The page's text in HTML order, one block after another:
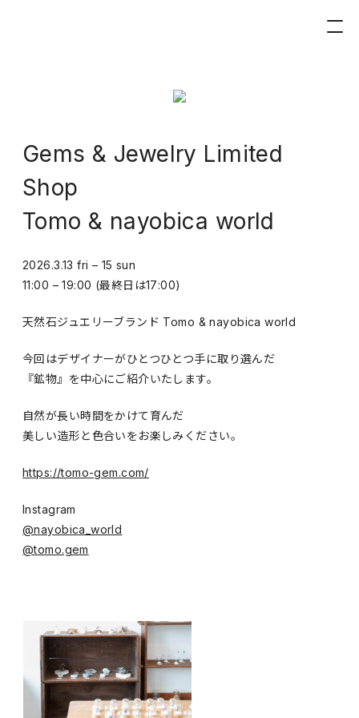
Gems & Jewelry Limited
Shop
Tomo & nayobica world
2026.3.13 fri – 15 sun
11:00 – 19:00 (最終日は17:00)
天然石ジュエリーブランド Tomo & nayobica world
今回はデザイナーがひとつひとつ手に取り選んだ
『鉱物』を中心にご紹介いたします。
自然が長い時間をかけて育んだ
美しい造形と色合いをお楽しみください。
https://tomo-gem.com/
Instagram
@nayobica_world
@tomo.gem